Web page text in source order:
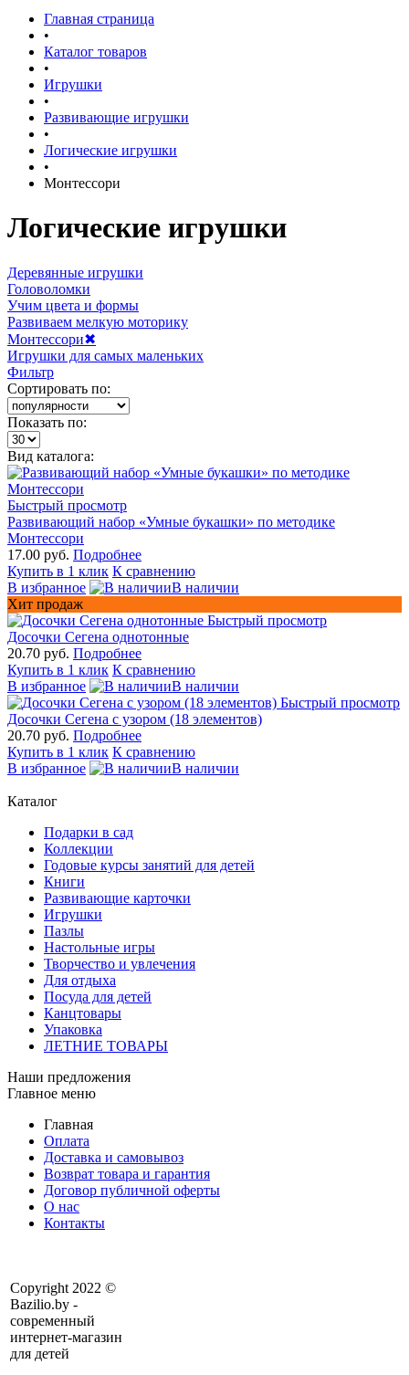
Главная страница
•
Каталог товаров
•
Игрушки
•
Развивающие игрушки
•
Логические игрушки
•
Монтессори
Логические игрушки
Деревянные игрушки
Головоломки
Учим цвета и формы
Развиваем мелкую моторику
Монтессори✖
Игрушки для самых маленьких
Фильтр
Сортировать по:
Показать по:
Вид каталога:
Быстрый просмотр
Развивающий набор «Умные букашки» по методике
Монтессори
17.00 руб. Подробнее
Купить в 1 клик К сравнению
В избранное
В наличии
Хит продаж
Быстрый просмотр
Досочки Сегена однотонные
20.70 руб. Подробнее
Купить в 1 клик К сравнению
В избранное
В наличии
Быстрый просмотр
Досочки Сегена с узором (18 элементов)
20.70 руб. Подробнее
Купить в 1 клик К сравнению
В избранное
В наличии
Каталог
Подарки в сад
Коллекции
Годовые курсы занятий для детей
Книги
Развивающие карточки
Игрушки
Пазлы
Настольные игры
Творчество и увлечения
Для отдыха
Посуда для детей
Канцтовары
Упаковка
ЛЕТНИЕ ТОВАРЫ
Наши предложения
Главное меню
Главная
Оплата
Доставка и самовывоз
Возврат товара и гарантия
Договор публичной оферты
О нас
Контакты
Copyright 2022 ©
Bazilio.by -
современный
интернет-магазин
для детей